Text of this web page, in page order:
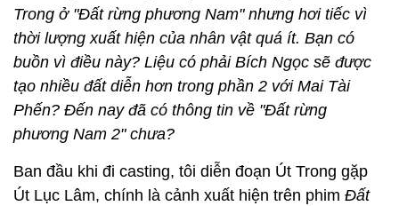
Trong ở "Đất rừng phương Nam" nhưng hơi tiếc vì
thời lượng xuất hiện của nhân vật quá ít. Bạn có
buồn vì điều này? Liệu có phải Bích Ngọc sẽ được
tạo nhiều đất diễn hơn trong phần 2 với Mai Tài
Phến? Đến nay đã có thông tin về "Đất rừng
phương Nam 2" chưa?
Ban đầu khi đi casting, tôi diễn đoạn Út Trong gặp
Út Lục Lâm, chính là cảnh xuất hiện trên phim Đất